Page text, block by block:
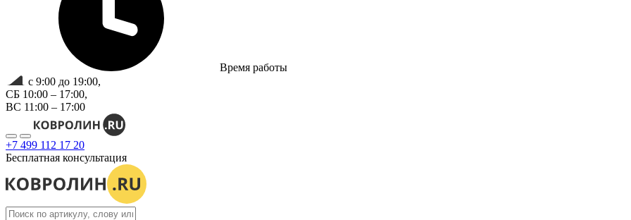
Время работы
с 9:00 до 19:00,
СБ 10:00 – 17:00,
ВС 11:00 – 17:00
+7 499 112 17 20
Бесплатная консультация